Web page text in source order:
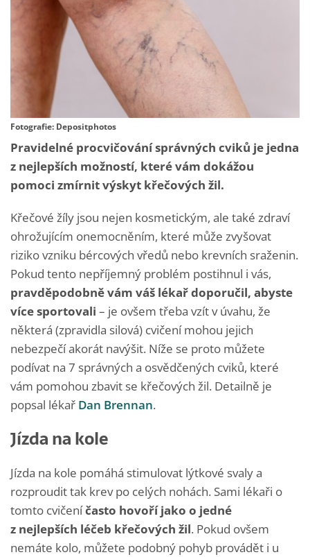
Fotografie: Depositphotos
Pravidelné procvičování správných cviků je jedna
z nejlepších možností, které vám dokážou
pomoci zmírnit výskyt křečových žil.
Křečové žíly jsou nejen kosmetickým, ale také zdraví
ohrožujícím onemocněním, které může zvyšovat
riziko vzniku bércových vředů nebo krevních sraženin.
Pokud tento nepříjemný problém postihnul i vás,
pravděpodobně vám váš lékařdoporučil, abyste
více sportovali – je ovšem třeba vzít v úvahu, že
některá (zpravidla silová) cvičení mohou jejich
nebezpečí akorát navýšit. Níže se proto můžete
podívat na 7 správných a osvědčených cviků, které
vám pomohou zbavit se křečových žil. Detailně je
popsal lékař Dan Brennan.
Jízda na kole
Jízda na kole pomáhá stimulovat lýtkové svaly a
rozproudit tak krev po celých nohách. Sami lékaři o
tomto cvičeníčasto hovoří jako o jedné
z nejlepších léčeb křečových žil. Pokud ovšem
nemáte kolo, můžete podobný pohyb provádět i u